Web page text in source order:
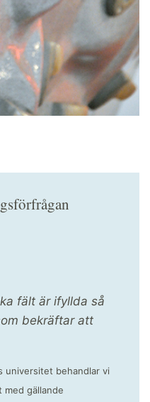
fält är ifyllda så
bekräftar att
universitet behandlar vi
gällande